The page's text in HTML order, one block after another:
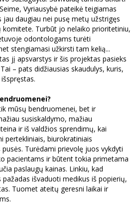
Vyriausybė pateikė teigiamas
daugiau nei pusę metų užstrigęs
komitete. Turbūt jo nelaiko prioritetiniu,
odontologams turėti
stengiamasi užkirsti tam kelią...
jį apsvarstys ir šis projektas pasieks
– pats didžiausias skaudulys, kuris,
mūsų bendruomenei, bet ir
susiskaldymo, mažiau
ir iš valdžios sprendimų, kai
pertekliniais, biurokratiniais
Turėdami prievolę juos vykdyti
pacientams ir būtent tokia primetama
paslaugų kainas. Linkiu, kad
išvaduoti medikus iš popierių,
Tuomet ateitų geresni laikai ir